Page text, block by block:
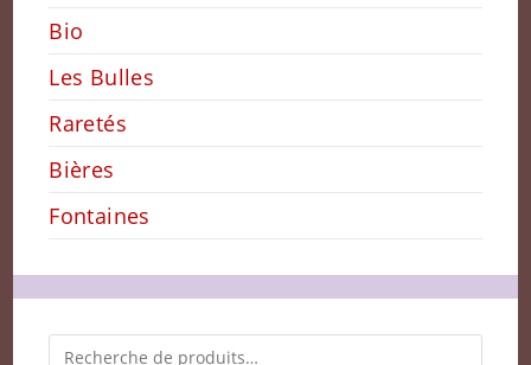
Bio
Les Bulles
Raretés
Bières
Fontaines